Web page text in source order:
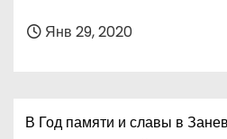
Янв 29, 2020
В Год памяти и славы в